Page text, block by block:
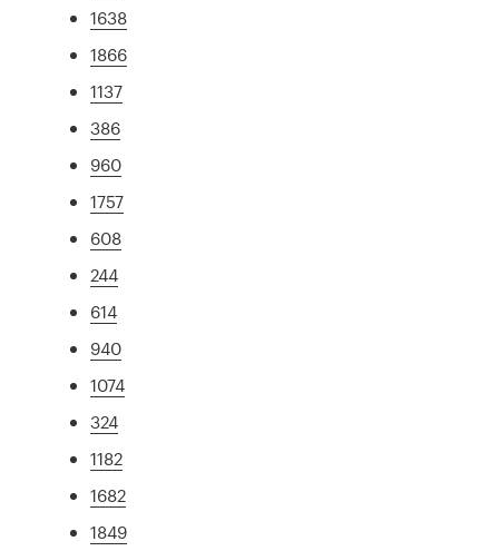
1638
1866
1137
386
960
1757
608
244
614
940
1074
324
1182
1682
1849